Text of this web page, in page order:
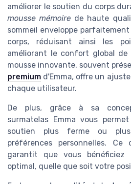
améliorer le soutien du corps
mousse mémoire de haute
sommeil enveloppe
corps, réduisant ainsi les
améliorant le confort global de
mousse innovante, souvent
premium d'Emma, offre un
chaque utilisateur.
De plus, grâce à sa
surmatelas Emma vous
soutien plus ferme ou
préférences personnelles. Ce
garantit que vous
optimal, quelle que soit votre